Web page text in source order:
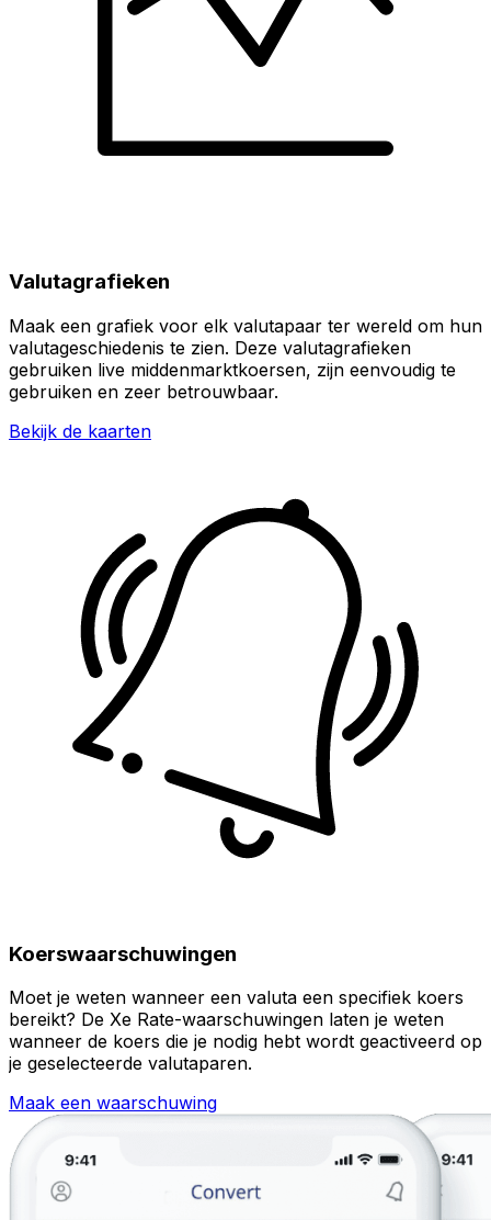
Valutagrafieken
Maak een grafiek voor elk valutapaar ter wereld om hun
valutageschiedenis te zien. Deze valutagrafieken
gebruiken live middenmarktkoersen, zijn eenvoudig te
gebruiken en zeer betrouwbaar.
Bekijk de kaarten
Koerswaarschuwingen
Moet je weten wanneer een valuta een specifiek koers
bereikt? De Xe Rate-waarschuwingen laten je weten
wanneer de koers die je nodig hebt wordt geactiveerd op
je geselecteerde valutaparen.
Maak een waarschuwing